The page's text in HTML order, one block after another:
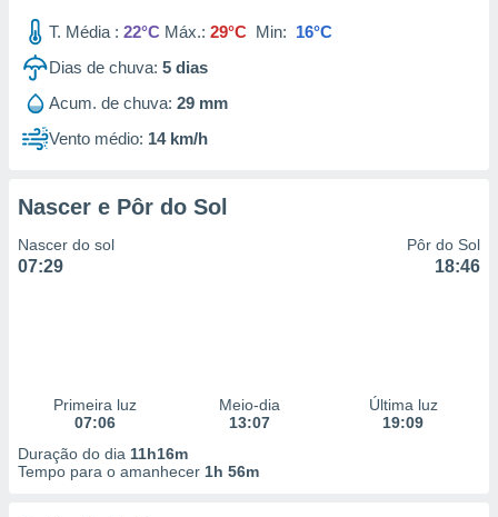
através
de
1199
T. Média : 22°C Máx.: 29°C Min: 16°C
Dias de chuva: 5 dias
Acum. de chuva: 29 mm
Vento médio: 14 km/h
Nascer e Pôr do Sol
Nascer do sol
07:29
Pôr do Sol
18:46
Primeira luz
07:06
Meio-dia
13:07
Última luz
19:09
Duração do dia 11h16m
Tempo para o amanhecer 1h 56m